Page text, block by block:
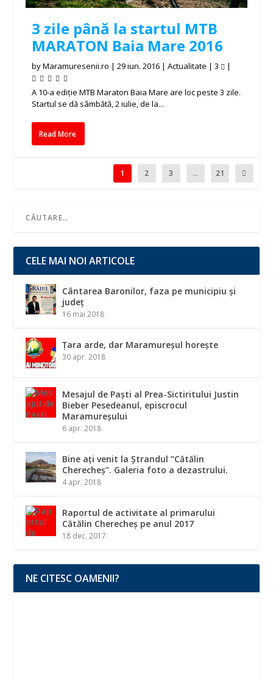
3 zile până la startul MTB
MARATON Baia Mare 2016
byMaramuresenii.ro |29 iun. 2016 |Actualitate |3 |
A 10-a ediție MTB Maraton Baia Mare are loc peste 3 zile.
Startul se dă sâmbătă, 2 iulie, de la...
Read More
1 2 3 ... 21
CELE MAI NOI ARTICOLE
Cântarea Baronilor, faza pe municipiu și
județ
16 mai 2018
Țara arde, dar Maramureșul horește
30 apr. 2018
Mesajul de Paști al Prea-Sictiritului Justin
Bieber Pesedeanul, episcrocul
Maramureșului
6 apr. 2018
Bine ați venit la Ștrandul ”Cătălin
Cherecheș”. Galeria foto a dezastrului.
4 apr. 2018
Raportul de activitate al primarului
Cătălin Cherecheș pe anul 2017
18 dec. 2017
NE CITESC OAMENII?